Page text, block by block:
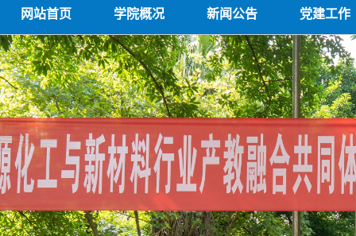
网站首页 学院概况 新闻公告 党建工作